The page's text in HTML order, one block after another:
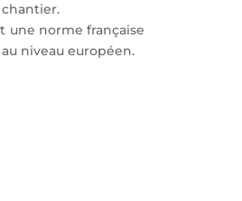
une norme française
niveau européen.